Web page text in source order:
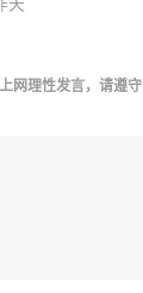
网理性发言，请遵守